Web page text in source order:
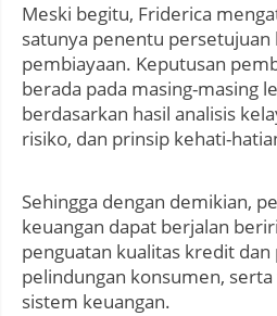
Meski begitu, Friderica
satunya penentu persetujuan
pembiayaan. Keputusan
berada pada masing-masing
berdasarkan hasil analisis
risiko, dan prinsip kehati-
Sehingga dengan demikian,
keuangan dapat berjalan
penguatan kualitas kredit dan
pelindungan konsumen,
sistem keuangan.